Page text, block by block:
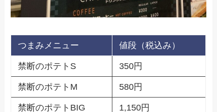
つまみメニュー 値段（税込み）
禁断のポテトS 350円
禁断のポテトM 580円
禁断のポテトBIG 1,150円